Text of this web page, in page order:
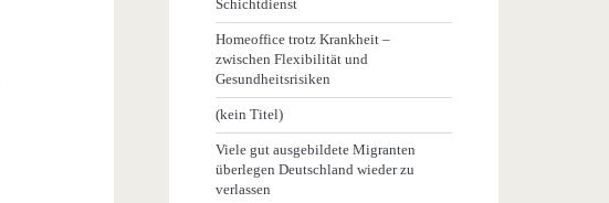
Schichtdienst
Homeoffice trotz Krankheit –
zwischen Flexibilität und
Gesundheitsrisiken
(kein Titel)
Viele gut ausgebildete Migranten
überlegen Deutschland wieder zu
verlassen